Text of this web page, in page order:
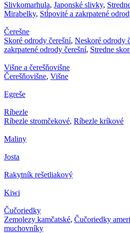
Slivkomarhula, Japonské slivky,
Mirabelky, Stĺpovité a zakrpatené
Čerešne
Skoré odrody čerešní, Neskoré odrody
zakrpatené odrody čerešní, Stredne
Višne a čerešňovišne
Čerešňovišne, Višne
Egreše
Ríbezle
Ríbezle stromčekové, Ríbezle kríkové
Maliny
Josta
Rakytník rešetliakový
Kiwi
Čučoriedky
Zemolezy kamčatské, Čučoriedky
muchovníky